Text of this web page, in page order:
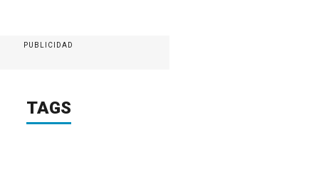
PUBLICIDAD
TAGS